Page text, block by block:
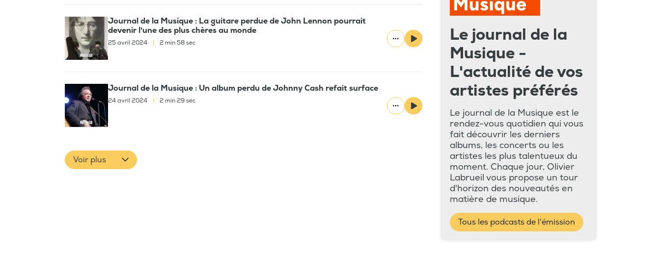
Journal de la Musique : La guitare perdue de John Lennon pourrait
devenir l'une des plus chères au monde
25 avril 2024 2 min 58 sec
Journal de la Musique : Un album perdu de Johnny Cash refait surface
24 avril 2024 2 min 29 sec
Voir plus
Le journal de la
Musique -
L'actualité de vos
artistes préférés
Le journal de la Musique est le
rendez-vous quotidien qui vous
fait découvrir les derniers
albums, les concerts ou les
artistes les plus talentueux du
moment. Chaque jour, Olivier
Labrueil vous propose un tour
d'horizon des nouveautés en
matière de musique.
Tous les podcasts de l'émission